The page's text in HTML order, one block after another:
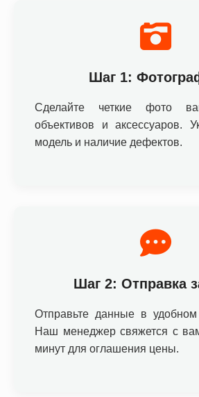
Шаг 1:
Сделайте четкие фото
объективов и аксессуаров.
модель и наличие дефектов.
Шаг 2: Отправка
Отправьте данные в
Наш менеджер свяжется с
минут для оглашения цены.